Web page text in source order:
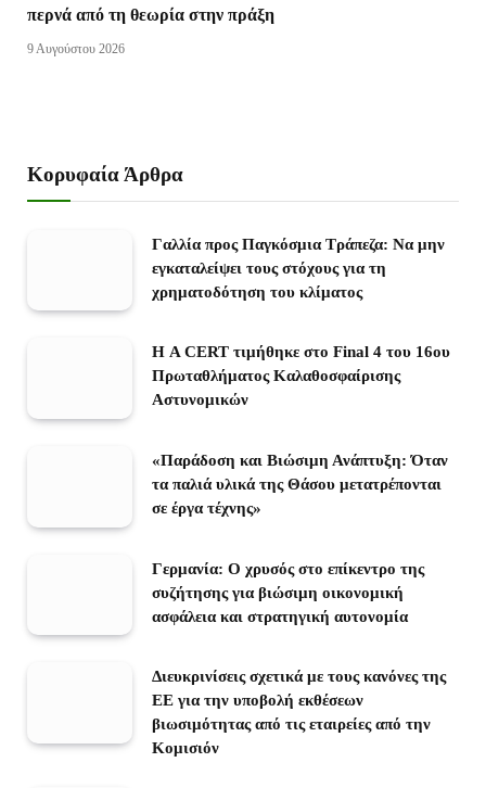
περνά από τη θεωρία στην πράξη
9 Αυγούστου 2026
Κορυφαία Άρθρα
Γαλλία προς Παγκόσμια Τράπεζα: Να μην
εγκαταλείψει τους στόχους για τη
χρηματοδότηση του κλίματος
Η A CERT τιμήθηκε στο Final 4 του 16ου
Πρωταθλήματος Καλαθοσφαίρισης
Αστυνομικών
«Παράδοση και Βιώσιμη Ανάπτυξη: Όταν
τα παλιά υλικά της Θάσου μετατρέπονται
σε έργα τέχνης»
Γερμανία: Ο χρυσός στο επίκεντρο της
συζήτησης για βιώσιμη οικονομική
ασφάλεια και στρατηγική αυτονομία
Διευκρινίσεις σχετικά με τους κανόνες της
ΕΕ για την υποβολή εκθέσεων
βιωσιμότητας από τις εταιρείες από την
Κομισιόν